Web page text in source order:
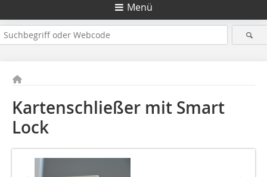
Menü
Kartenschließer mit Smart
Lock